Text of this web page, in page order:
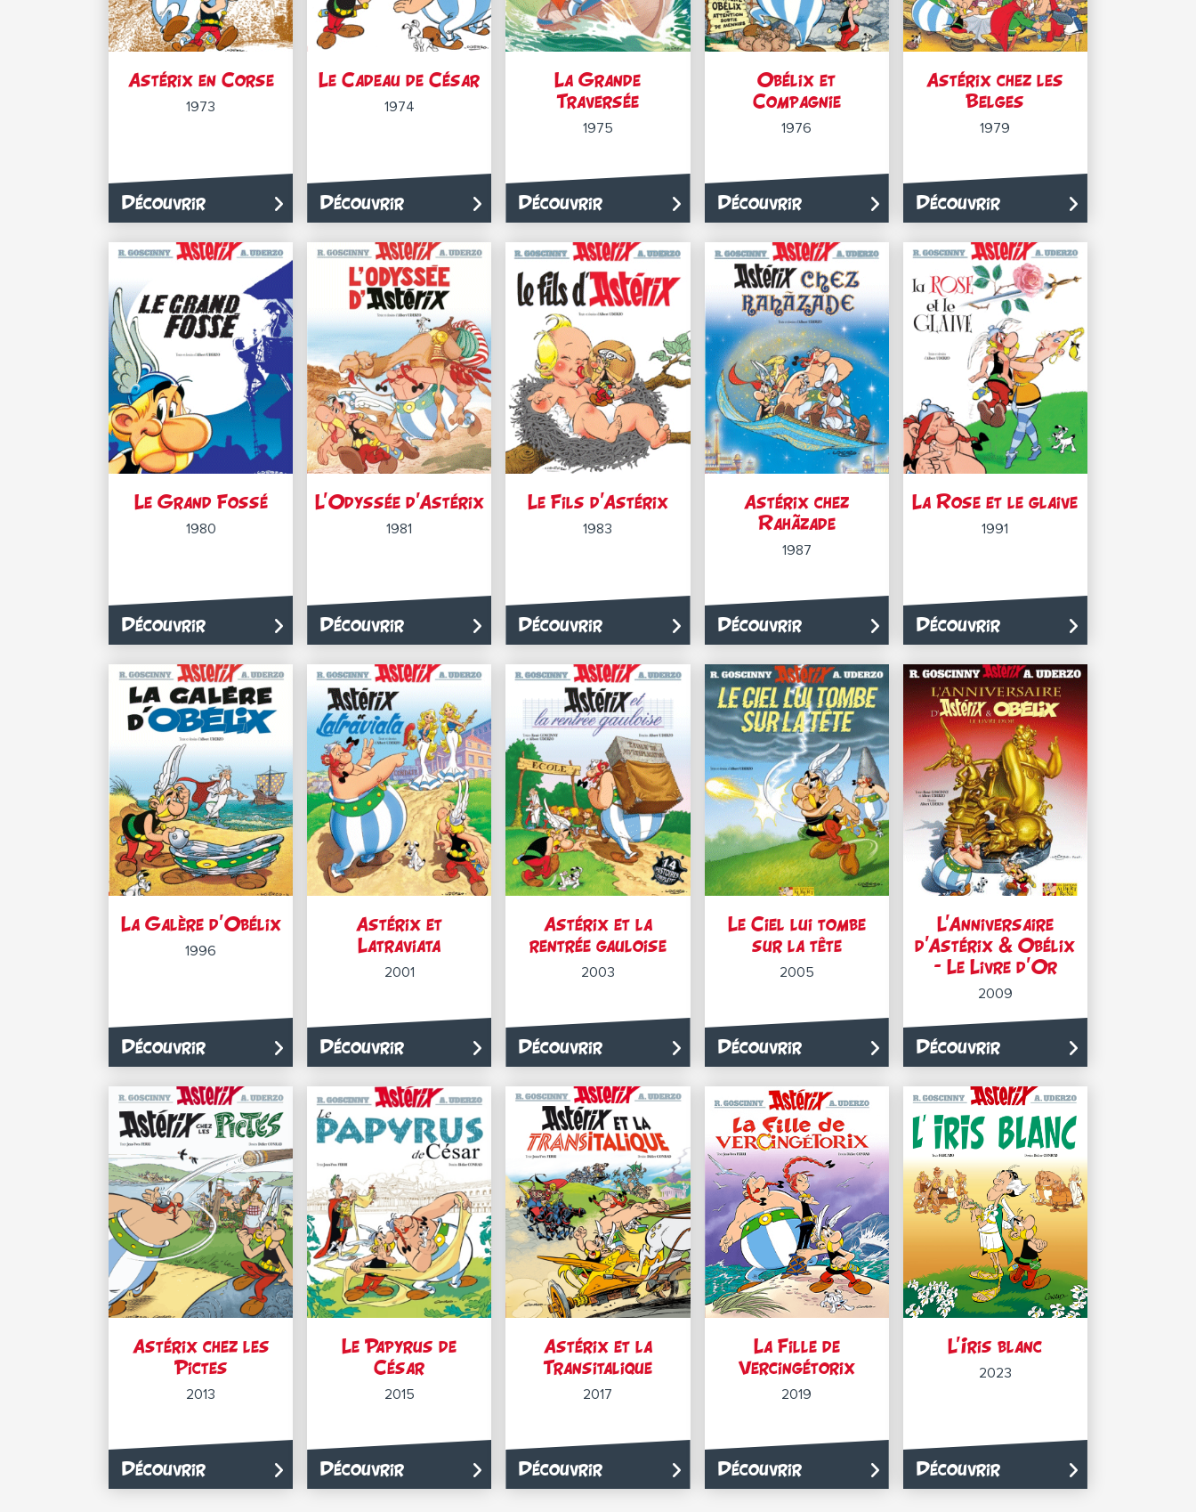
Astérix en Corse
1973
Découvrir
Le Cadeau de César
1974
Découvrir
La Grande
Traversée
1975
Découvrir
Obélix et
Compagnie
1976
Découvrir
Astérix chez les
Belges
1979
Découvrir
Le Grand Fossé
1980
Découvrir
L’Odyssée d’Astérix
1981
Découvrir
Le Fils d’Astérix
1983
Découvrir
Astérix chez
Rahãzade
1987
Découvrir
La Rose et le glaive
1991
Découvrir
La Galère d’Obélix
1996
Découvrir
Astérix et
Latraviata
2001
Découvrir
Astérix et la
rentrée gauloise
2003
Découvrir
Le Ciel lui tombe
sur la tête
2005
Découvrir
L’Anniversaire
d’Astérix & Obélix
– Le Livre d’Or
2009
Découvrir
Astérix chez les
Pictes
2013
Découvrir
Le Papyrus de
César
2015
Découvrir
Astérix et la
Transitalique
2017
Découvrir
La Fille de
Vercingétorix
2019
Découvrir
L’Iris blanc
2023
Découvrir